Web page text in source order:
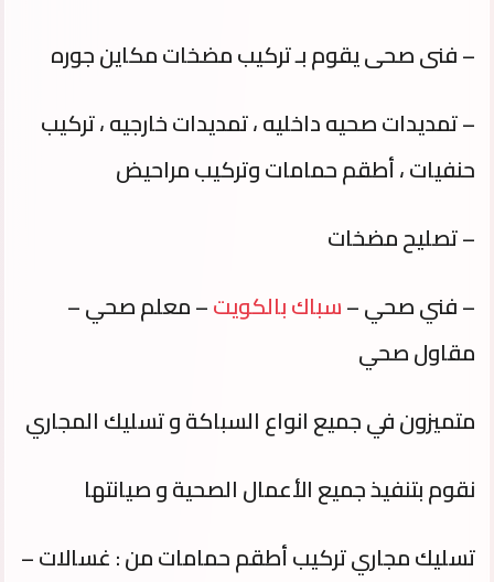
– فنى صحى يقوم بـ تركيب مضخات مكاين جوره
– تمديدات صحيه داخليه ، تمديدات خارجيه ، تركيب
حنفيات ، أطقم حمامات وتركيب مراحيض
– تصليح مضخات
– فني صحي –سباك بالكويت– معلم صحي –
مقاول صحي
متميزون في جميع انواع السباكة و تسليك المجاري
نقوم بتنفيذ جميع الأعمال الصحية و صيانتها
تسليك مجاري تركيب أطقم حمامات من : غسالات –